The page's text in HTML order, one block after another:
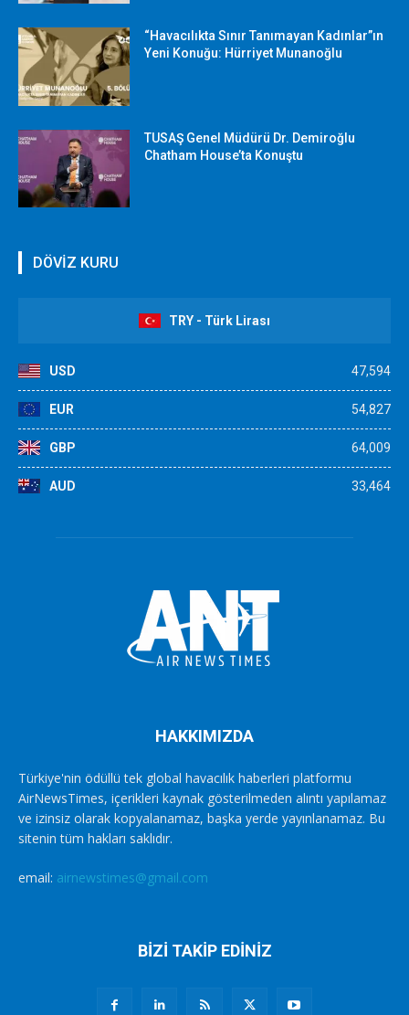
“Havacılıkta Sınır Tanımayan Kadınlar”ın
Yeni Konuğu: Hürriyet Munanoğlu
TUSAŞ Genel Müdürü Dr. Demiroğlu
Chatham House’ta Konuştu
DÖVİZ KURU
TRY - Türk Lirası
USD 47,594
EUR 54,827
GBP 64,009
AUD 33,464
HAKKIMIZDA
Türkiye'nin ödüllü tek global havacılık haberleri platformu
AirNewsTimes, içerikleri kaynak gösterilmeden alıntı yapılamaz
ve izinsiz olarak kopyalanamaz, başka yerde yayınlanamaz. Bu
sitenin tüm hakları saklıdır.
email: airnewstimes@gmail.com
BİZİ TAKİP EDİNİZ